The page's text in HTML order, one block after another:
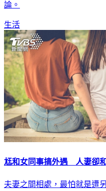
論。
生活
尪和女同事搞外遇 人妻卻
夫妻之間相處，最怕就是遭